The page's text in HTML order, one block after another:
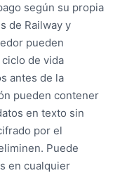
según su propia
de Railway y
pueden
de vida
antes de la
pueden contener
en texto sin
por el
Puede
en cualquier